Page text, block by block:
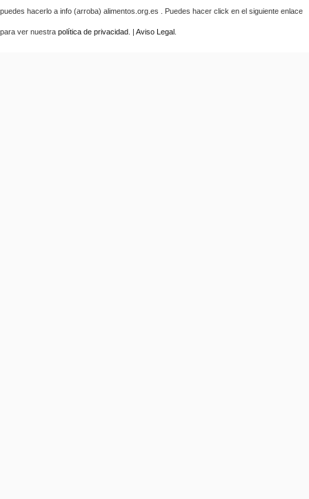
puedes hacerlo a info (arroba) alimentos.org.es . Puedes hacer click en el siguiente enlace
para ver nuestra política de privacidad . | Aviso Legal